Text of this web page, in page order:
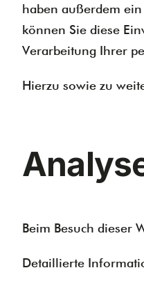
haben außerdem
können Sie diese
Verarbeitung Ihrer
Hierzu sowie zu
Beim Besuch dieser
Detaillierte